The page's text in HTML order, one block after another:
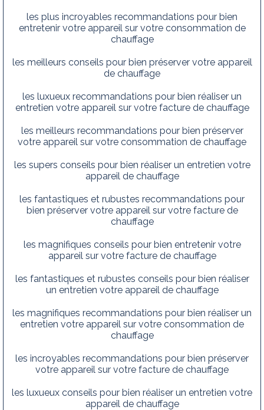
les plus incroyables recommandations pour bien
entretenir votre appareil sur votre consommation de
chauffage
les meilleurs conseils pour bien préserver votre appareil
de chauffage
les luxueux recommandations pour bien réaliser un
entretien votre appareil sur votre facture de chauffage
les meilleurs recommandations pour bien préserver
votre appareil sur votre consommation de chauffage
les supers conseils pour bien réaliser un entretien votre
appareil de chauffage
les fantastiques et rubustes recommandations pour
bien préserver votre appareil sur votre facture de
chauffage
les magnifiques conseils pour bien entretenir votre
appareil sur votre facture de chauffage
les fantastiques et rubustes conseils pour bien réaliser
un entretien votre appareil de chauffage
les magnifiques recommandations pour bien réaliser un
entretien votre appareil sur votre consommation de
chauffage
les incroyables recommandations pour bien préserver
votre appareil sur votre facture de chauffage
les luxueux conseils pour bien réaliser un entretien votre
appareil de chauffage